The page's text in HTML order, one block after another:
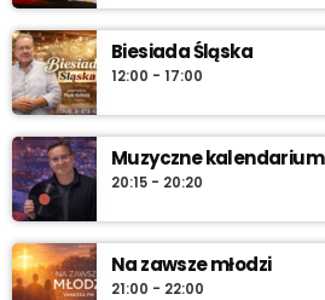
Biesiada Śląska
12:00 - 17:00
Muzyczne kalendarium
20:15 - 20:20
Na zawsze młodzi
21:00 - 22:00